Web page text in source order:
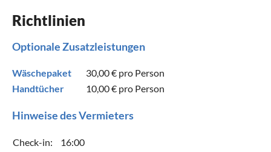
Richtlinien
Optionale Zusatzleistungen
Wäschepaket 30,00 € pro Person
Handtücher
10,00 € pro Person
Hinweise des Vermieters
Check-in:
16:00